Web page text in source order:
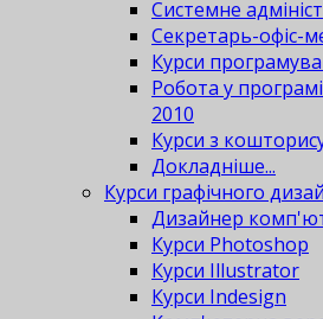
Системне
Секретарь-офіс-
Курси
Робота у
2010
Курси з
Докладніше...
Курси графічного
Дизайнер
Курси Photoshop
Курси Illustrator
Курси Indesign